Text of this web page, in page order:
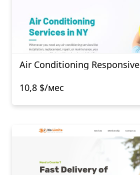
Air Conditioning Responsive
10,8 $/мес